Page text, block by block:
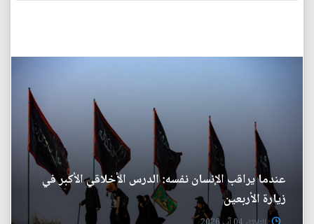
عندما يراقب الإنسان نفسه: الدرس الأخلاقي الأكبر في
زيارة الأربعين